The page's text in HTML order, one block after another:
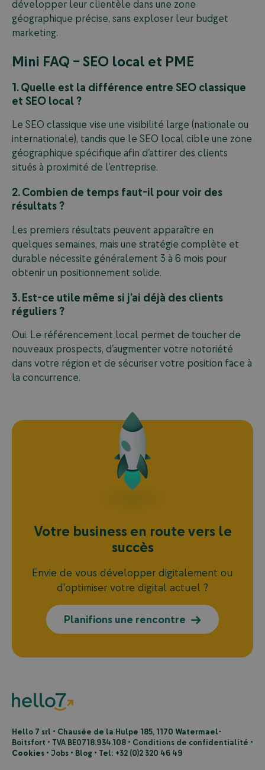
développer leur clientèle dans une zone
géographique précise, sans exploser leur budget
marketing.
Mini FAQ – SEO local et PME
1. Quelle est la différence entre SEO classique
et SEO local ?
Le SEO classique vise une visibilité large (nationale ou
internationale), tandis que le SEO local cible une zone
géographique spécifique afin d’attirer des clients
situés à proximité de l’entreprise.
2. Combien de temps faut-il pour voir des
résultats ?
Les premiers résultats peuvent apparaître en
quelques semaines, mais une stratégie complète et
durable nécessite généralement 3 à 6 mois pour
obtenir un positionnement solide.
3. Est-ce utile même si j’ai déjà des clients
réguliers ?
Oui. Le référencement local permet de toucher de
nouveaux prospects, d’augmenter votre notoriété
dans votre région et de sécuriser votre position face à
la concurrence.
Votre business en route vers le
succès
Envie de vous développer digitalement ou
d’optimiser votre digital actuel ?
Planifions une rencontre
Hello 7 srl • Chausée de la Hulpe 185, 1170 Watermael-
Boitsfort • TVA BE0718.934.108 • Conditions de confidentialité •
Cookies • Jobs • Blog • Tel: +32 (0)2 320 46 49